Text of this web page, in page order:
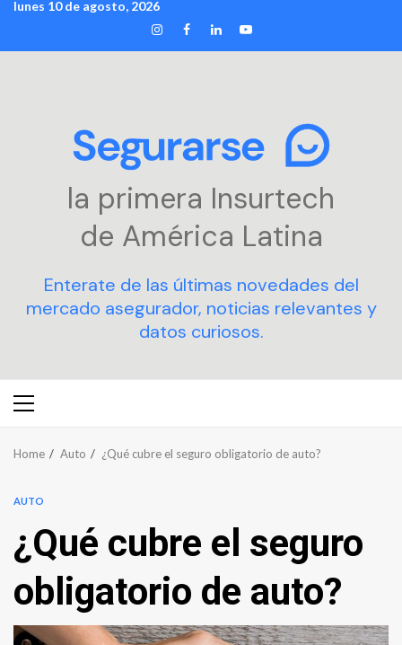
Skip
content
lunes 10 de agosto, 2026
INSTAGRAM
FACEBOOK
LINKEDIN
YOUTUBE
la primera Insurtech
de América Latina
Enterate de las últimas novedades del
mercado asegurador, noticias relevantes y
datos curiosos.
Primary
Home Auto ¿Qué cubre el seguro obligatorio de auto?
AUTO
¿Qué cubre el seguro
obligatorio de auto?